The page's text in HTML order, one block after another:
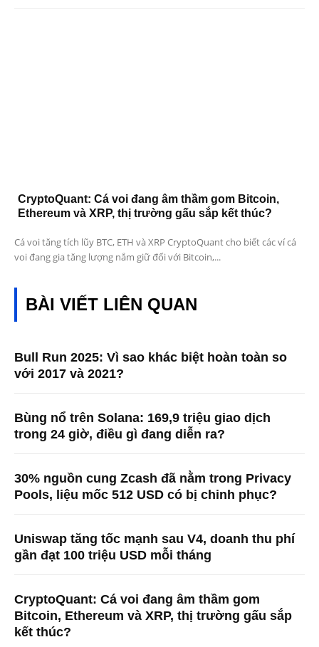
CryptoQuant: Cá voi đang âm thầm gom Bitcoin,
Ethereum và XRP, thị trường gấu sắp kết thúc?
Cá voi tăng tích lũy BTC, ETH và XRP CryptoQuant cho biết các ví cá
voi đang gia tăng lượng nắm giữ đối với Bitcoin,...
BÀI VIẾT LIÊN QUAN
Bull Run 2025: Vì sao khác biệt hoàn toàn so
với 2017 và 2021?
Bùng nổ trên Solana: 169,9 triệu giao dịch
trong 24 giờ, điều gì đang diễn ra?
30% nguồn cung Zcash đã nằm trong Privacy
Pools, liệu mốc 512 USD có bị chinh phục?
Uniswap tăng tốc mạnh sau V4, doanh thu phí
gần đạt 100 triệu USD mỗi tháng
CryptoQuant: Cá voi đang âm thầm gom
Bitcoin, Ethereum và XRP, thị trường gấu sắp
kết thúc?